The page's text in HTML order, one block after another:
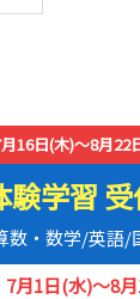
16日(木)～8月22
学習 受
数・数学/英語/
月1日(水)～8